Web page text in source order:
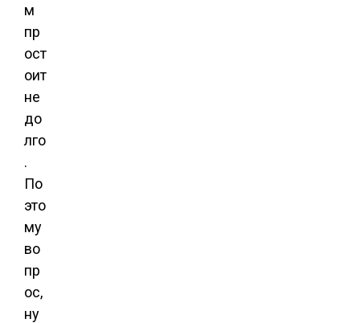
м
пр
ост
оит
не
до
лго
.
По
это
му
во
пр
ос,
ну